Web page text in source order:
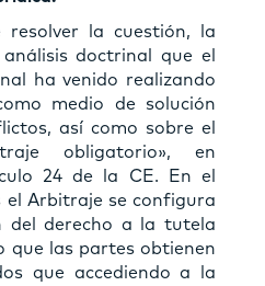
resolver la cuestión, la
doctrinal que el
ha venido realizando
medio de solución
así como sobre el
obligatorio», en
24 de la CE. En el
el Arbitraje se configura
del derecho a la tutela
que las partes obtienen
que accediendo a la